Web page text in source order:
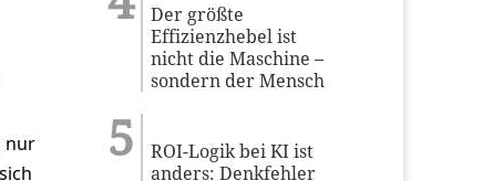
nur
Der größte
Effizienzhebel ist
nicht die Maschine –
sondern der Mensch
ROI-Logik bei KI ist
anders: Denkfehler